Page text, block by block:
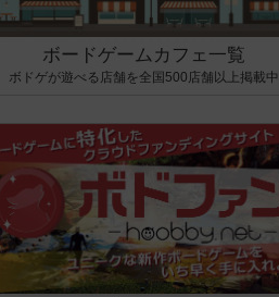
ボードゲームカフェ一覧
ボドゲが遊べる店舗を全国500店舗以上掲載中